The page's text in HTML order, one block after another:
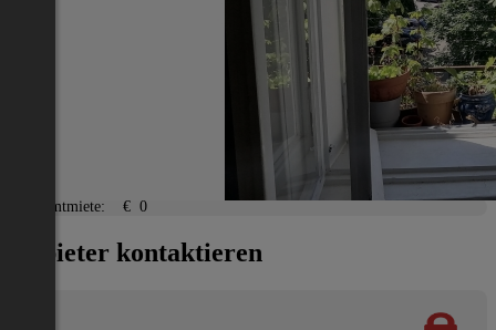
Gesamtmiete: € 0
Anbieter kontaktieren